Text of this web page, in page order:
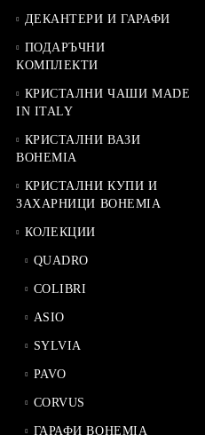
ДЕКАНТЕРИ И ГАРАФИ
ПОДАРЪЧНИ
КОМПЛЕКТИ
КРИСТАЛНИ ЧАШИ MADE
IN ITALY
КРИСТАЛНИ ВАЗИ
BOHEMIA
КРИСТАЛНИ КУПИ И
ЗАХАРНИЦИ BOHEMIA
КОЛЕКЦИИ
QUADRO
COLIBRI
ASIO
SYLVIA
PAVO
CORVUS
ГАРАФИ BOHEMIA